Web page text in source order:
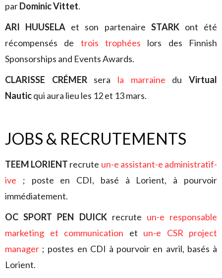
parDominic Vittet.
ARI HUUSELA et son partenaire STARKont été
récompensés de trois trophées lors des Finnish
Sponsorships and Events Awards.
CLARISSE CRÉMERsera la marraine duVirtual
Nauticqui aura lieu les 12 et 13 mars.
JOBS & RECRUTEMENTS
TEEM LORIENT recrute un-e assistant-e administratif-
ive ; poste en CDI, basé à Lorient, à pourvoir
immédiatement.
OC SPORT PEN DUICKrecrute un-e responsable
marketing et communication et un-e CSR project
manager ; postes en CDI à pourvoir en avril, basés à
Lorient.